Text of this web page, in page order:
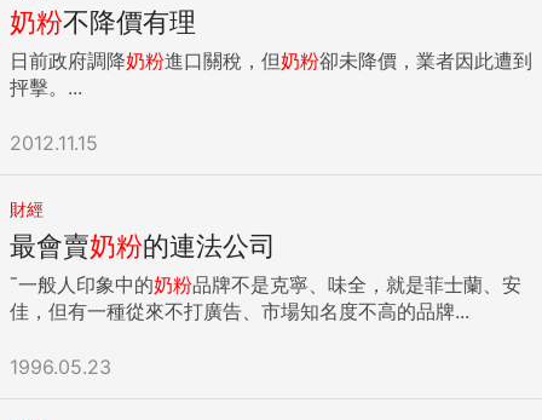
奶粉不降價有理
日前政府調降奶粉進口關稅，但奶粉卻未降價，業者因此遭到
抨擊。...
2012.11.15
財經
最會賣奶粉的連法公司
ˉ一般人印象中的奶粉品牌不是克寧、味全，就是菲士蘭、安
佳，但有一種從來不打廣告、市場知名度不高的品牌...
1996.05.23